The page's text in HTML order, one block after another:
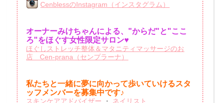
CenblessのInstagram（インスタグラム）
オーナーみけちゃんによる、"からだ"と"ここ
ろ"をほぐす女性限定サロン♥
ほぐしストレッチ整体＆マタニティマッサージのお
店 Cen-prana（センプラーナ）
私たちと一緒に夢に向かって歩いていけるスタ
ッフメンバーを募集中です♪
スキンケアアドバイザー ・ ネイリスト